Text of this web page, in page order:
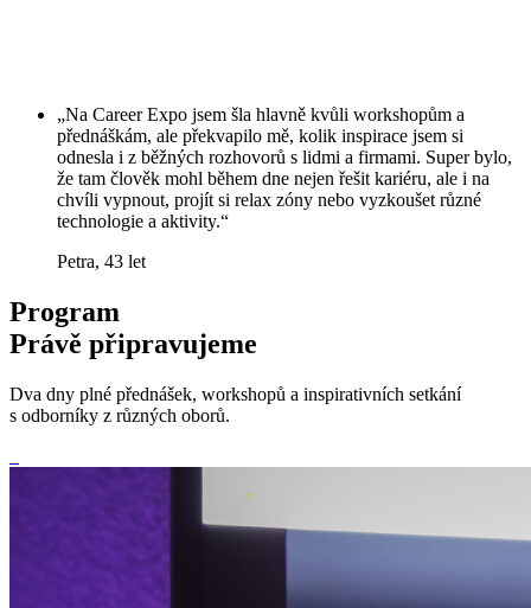
„Na Career Expo jsem šla hlavně kvůli workshopům a
přednáškám, ale překvapilo mě, kolik inspirace jsem si
odnesla i z běžných rozhovorů s lidmi a firmami. Super bylo,
že tam člověk mohl během dne nejen řešit kariéru, ale i na
chvíli vypnout, projít si relax zóny nebo vyzkoušet různé
technologie a aktivity.“
Petra, 43 let
Program
Právě připravujeme
Dva dny plné přednášek, workshopů a inspirativních setkání
s odborníky z různých oborů.